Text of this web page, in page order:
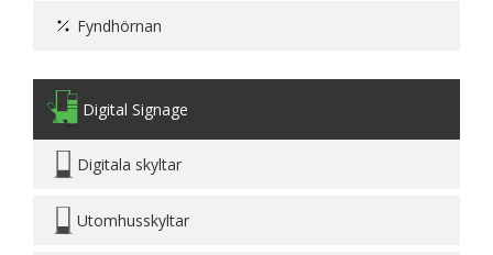
Fyndhörnan
Digital Signage
Digitala skyltar
Utomhusskyltar